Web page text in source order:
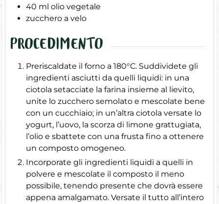
40 ml olio vegetale
zucchero a velo
PROCEDIMENTO
Preriscaldate il forno a 180°C. Suddividete gli
ingredienti asciutti da quelli liquidi: in una
ciotola setacciate la farina insieme al lievito,
unite lo zucchero semolato e mescolate bene
con un cucchiaio; in un’altra ciotola versate lo
yogurt, l’uovo, la scorza di limone grattugiata,
l’olio e sbattete con una frusta fino a ottenere
un composto omogeneo.
Incorporate gli ingredienti liquidi a quelli in
polvere e mescolate il composto il meno
possibile, tenendo presente che dovrà essere
appena amalgamato. Versate il tutto all’intero